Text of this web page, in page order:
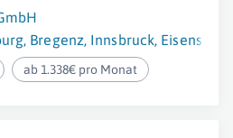
, Bregenz, Innsbruck, Eisenstadt
ab 1.338€ pro Monat